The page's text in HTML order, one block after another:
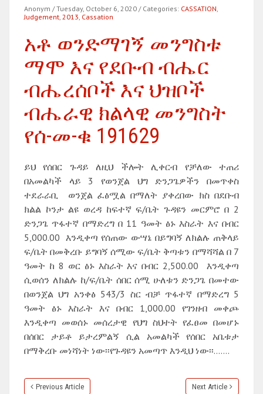
Anonym / Tuesday, October 6, 2020 / Categories: CASSATION,
Judgement, 2013, Cassation
አቶ ወንድማገኝ መንግስቱ
ማሞ እና የደቡብ ብሔር
ብሔረሰቦች እና ህዝቦች
ብሔራዊ ክልላዊ መንግስት
የሰ-መ-ቁ 191629
ይህ የሰበር ጉዳይ ለዚህ ችሎት ሊቀርብ የቻለው ተጠሪ
በአመልካች ላይ 3 የወንጀል ህግ ድንጋጌዎችን በመጥቀስ
ተደራራቢ ወንጀል ፈፅሟል በማለት ያቀረበው ክስ በደቡብ
ክልል ኮንታ ልዩ ወረዳ ከፍተኛ ፍ/ቤት ጉዳዩን መርምሮ በ 2
ድንጋጌ ጥፋተኛ በማድረግ በ 11 ዓመት ፅኑ እስራት እና በብር
5,000.00 እንዲቀጣ የሰጠው ውሣኔ በይግባኝ ለክልሉ ጠቅላይ
ፍ/ቤት በመቅረቡ ይግባኝ ሰሚው ፍ/ቤት ቅጣቱን በማሻሻል በ 7
ዓመት ከ 8 ወር ፅኑ እስራት እና በብር 2,500.00 እንዲቀጣ
ሲወሰን ለክልሉ ከ/ፍ/ቤት ሰበር ሰሚ ሁለቱን ድንጋጌ በመተው
በወንጀል ህግ አንቀፅ 543/3 ስር ብቻ ጥፋተኛ በማድረግ 5
ዓመት ፅኑ እስራት እና በብር 1,000.00 የገንዘብ መቀጮ
እንዲቀጣ መወሰኑ መሰረታዊ የህግ ስህተት የፈፀመ በመሆኑ
በሰበር ታይቶ ይታረምልኝ ሲል አመልካች የሰበር አቤቱታ
በማቅረቡ መነሻነት ነው፡፡የጉዳዩን አመጣጥ እንዲህ ነው፡፡…….
Previous Article Next Article